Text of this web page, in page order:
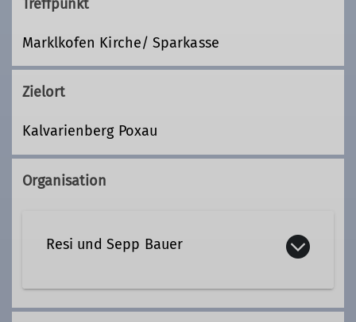
Treffpunkt
Marklkofen Kirche/ Sparkasse
Zielort
Kalvarienberg Poxau
Organisation
Resi und Sepp Bauer
08732-2524